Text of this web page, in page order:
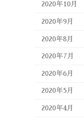
2020年10月
2020年9月
2020年8月
2020年7月
2020年6月
2020年5月
2020年4月